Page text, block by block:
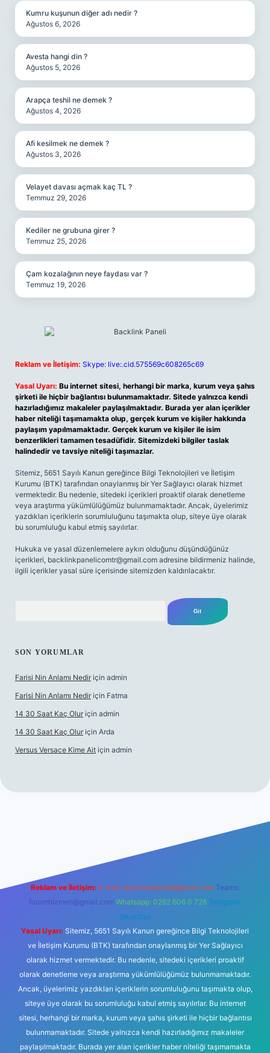
Kumru kuşunun diğer adı nedir ?
Ağustos 6, 2026
Avesta hangi din ?
Ağustos 5, 2026
Arapça teshil ne demek ?
Ağustos 4, 2026
Afi kesilmek ne demek ?
Ağustos 3, 2026
Velayet davası açmak kaç TL ?
Temmuz 29, 2026
Kediler ne grubuna girer ?
Temmuz 25, 2026
Çam kozalağının neye faydası var ?
Temmuz 19, 2026
Reklam ve İletişim: Skype: live:.cid.575569c608265c69
Yasal Uyarı: Bu internet sitesi, herhangi bir marka, kurum veya şahıs
şirketi ile hiçbir bağlantısı bulunmamaktadır. Sitede yalnızca kendi
hazırladığımız makaleler paylaşılmaktadır. Burada yer alan içerikler
haber niteliği taşımamakta olup, gerçek kurum ve kişiler hakkında
paylaşım yapılmamaktadır. Gerçek kurum ve kişiler ile isim
benzerlikleri tamamen tesadüfidir. Sitemizdeki bilgiler taslak
halindedir ve tavsiye niteliği taşımazlar.
Sitemiz, 5651 Sayılı Kanun gereğince Bilgi Teknolojileri ve İletişim
Kurumu (BTK) tarafından onaylanmış bir Yer Sağlayıcı olarak hizmet
vermektedir. Bu nedenle, sitedeki içerikleri proaktif olarak denetleme
veya araştırma yükümlülüğümüz bulunmamaktadır. Ancak, üyelerimiz
yazdıkları içeriklerin sorumluluğunu taşımakta olup, siteye üye olarak
bu sorumluluğu kabul etmiş sayılırlar.
Hukuka ve yasal düzenlemelere aykırı olduğunu düşündüğünüz
içerikleri, backlinkpanelicomtr@gmail.com adresine bildirmeniz halinde,
ilgili içerikler yasal süre içerisinde sitemizden kaldırılacaktır.
SON YORUMLAR
Farisi Nin Anlamı Nedir için admin
Farisi Nin Anlamı Nedir için Fatma
14 30 Saat Kaç Olur için admin
14 30 Saat Kaç Olur için Arda
Versus Versace Kime Ait için admin
Reklam ve İletişim: E-mail: backlinkpaneli@gmail.com Teams:
forumhizmeti@gmail.com Whatsapp: 0262 606 0 726 Telegram:
@karabul
Yasal Uyarı: Sitemiz, 5651 Sayılı Kanun gereğince Bilgi Teknolojileri
ve İletişim Kurumu (BTK) tarafından onaylanmış bir Yer Sağlayıcı
olarak hizmet vermektedir. Bu nedenle, sitedeki içerikleri proaktif
olarak denetleme veya araştırma yükümlülüğümüz bulunmamaktadır.
Ancak, üyelerimiz yazdıkları içeriklerin sorumluluğunu taşımakta olup,
siteye üye olarak bu sorumluluğu kabul etmiş sayılırlar. Bu internet
sitesi, herhangi bir marka, kurum veya şahıs şirketi ile hiçbir bağlantısı
bulunmamaktadır. Sitede yalnızca kendi hazırladığımız makaleler
paylaşılmaktadır. Burada yer alan içerikler haber niteliği taşımamakta